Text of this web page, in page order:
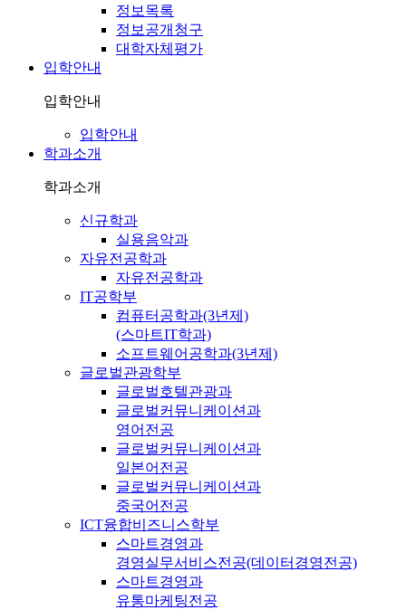
정보목록
정보공개청구
대학자체평가
입학안내
입학안내
입학안내
학과소개
학과소개
신규학과
실용음악과
자유전공학과
자유전공학과
IT공학부
컴퓨터공학과(3년제)
(스마트IT학과)
소프트웨어공학과(3년제)
글로벌관광학부
글로벌호텔관광과
글로벌커뮤니케이션과
영어전공
글로벌커뮤니케이션과
일본어전공
글로벌커뮤니케이션과
중국어전공
ICT융합비즈니스학부
스마트경영과
경영실무서비스전공(데이터경영전공)
스마트경영과
유통마케팅전공